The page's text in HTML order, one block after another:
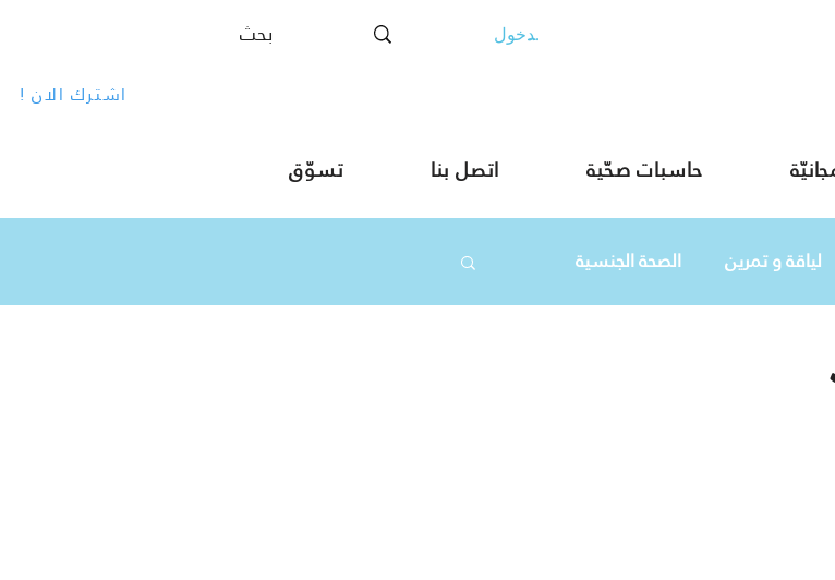
تسجيل الدخول
! اشترك الان
حاسبات صحّية اتصل بنا تسوّق
لياقة و تمرين الصحة الجنسية